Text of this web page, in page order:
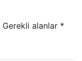
Gerekli alanlar *